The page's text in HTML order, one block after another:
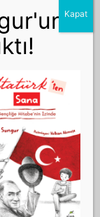
×
Sergisi